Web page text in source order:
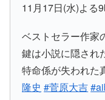
11月17日(水)よる
ベストセラー作
鍵は小説に隠され
特命係が失われた
隆史 #菅原大吉